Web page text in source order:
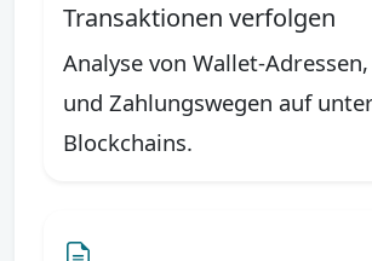
Transaktionen verfolgen
Analyse von Wallet-
und Zahlungswegen auf
Blockchains.